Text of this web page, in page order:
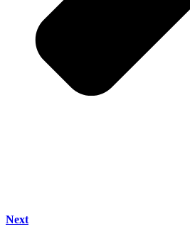
Next